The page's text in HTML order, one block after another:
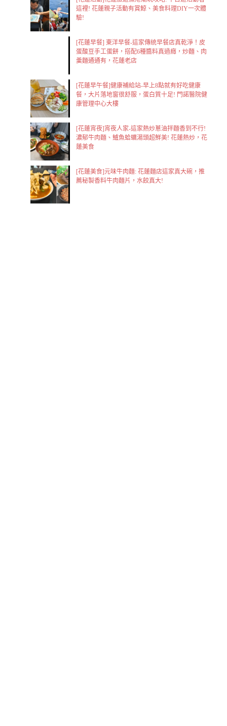
這裡! 花蓮親子活動有賞鯨、美食料理DIY一次體
驗!
[花蓮早餐] 東洋早餐-這家傳統早餐店真乾淨！皮
蛋酸豆手工蛋餅，搭配6種醬料真過癮，炒麵、肉
羹麵通通有，花蓮老店
[花蓮早午餐]健康補給站-早上8點就有好吃健康
餐，大片落地窗很舒服，蛋白質十足! 門諾醫院健
康管理中心大樓
[花蓮宵夜]宵夜人家-這家熱炒蔥油拌麵香到不行!
濃郁牛肉麵、鱸魚蛤蠣湯頭超鮮美! 花蓮熱炒，花
蓮美食
[花蓮美食]元味牛肉麵: 花蓮麵店這家真大碗，推
薦秘製香料牛肉麵片，水餃真大!